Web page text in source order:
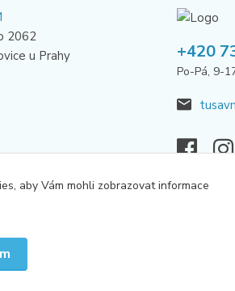
2062
u Prahy
+420
Po-Pá, 9-
aby Vám mohli zobrazovat informace